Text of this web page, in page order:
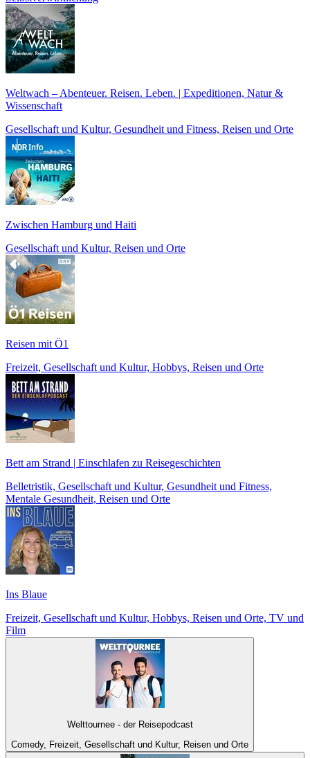
Weltwach – Abenteuer. Reisen. Leben. | Expeditionen, Natur &
Wissenschaft
Gesellschaft und Kultur, Gesundheit und Fitness, Reisen und Orte
Zwischen Hamburg und Haiti
Gesellschaft und Kultur, Reisen und Orte
Reisen mit Ö1
Freizeit, Gesellschaft und Kultur, Hobbys, Reisen und Orte
Bett am Strand | Einschlafen zu Reisegeschichten
Belletristik, Gesellschaft und Kultur, Gesundheit und Fitness,
Mentale Gesundheit, Reisen und Orte
Ins Blaue
Freizeit, Gesellschaft und Kultur, Hobbys, Reisen und Orte, TV und
Film
Welttournee - der Reisepodcast
Comedy, Freizeit, Gesellschaft und Kultur, Reisen und Orte